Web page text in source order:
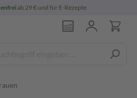
ab 29 € und für E-Rezepte